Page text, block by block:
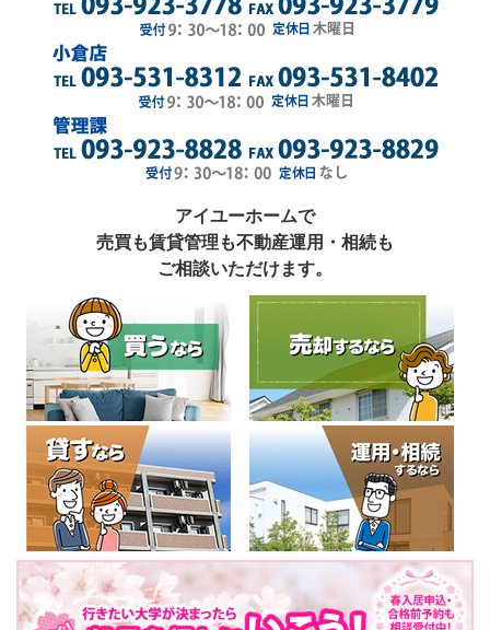
アイユーホームで
売買も賃貸管理も不動産運用・相続も
ご相談いただけます。